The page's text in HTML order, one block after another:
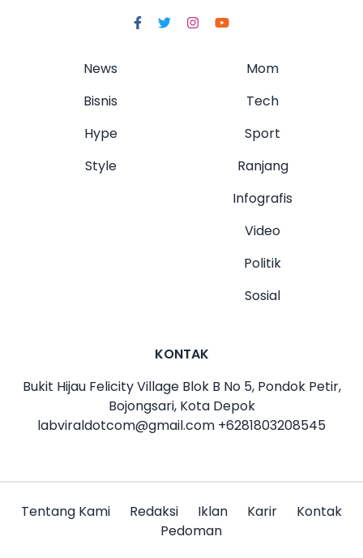
News
Bisnis
Hype
Style
Mom
Tech
Sport
Ranjang
Infografis
Video
Politik
Sosial
KONTAK
Bukit Hijau Felicity Village Blok B No 5, Pondok Petir,
Bojongsari, Kota Depok
labviraldotcom@gmail.com +6281803208545
Tentang Kami Redaksi Iklan Karir
Kontak
Pedoman